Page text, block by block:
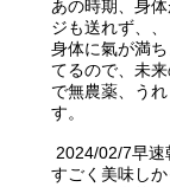
あの時期、身
ジも送れず、
身体に氣が満
てるので、未
で無農薬、う
す。
2024/02/7早速
すごく美味し